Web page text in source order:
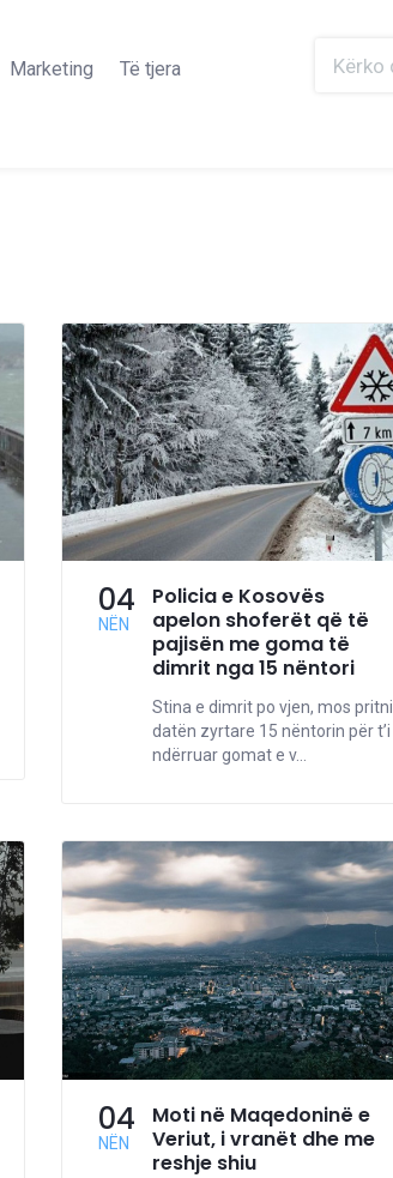
Marketing Të tjera
04
NËN
Policia e Kosovës
apelon shoferët që të
pajisën me goma të
dimrit nga 15 nëntori
Stina e dimrit po vjen, mos pritni
datën zyrtare 15 nëntorin për t’i
ndërruar gomat e v...
04
NËN
Moti në Maqedoninë e
Veriut, i vranët dhe me
reshje shiu